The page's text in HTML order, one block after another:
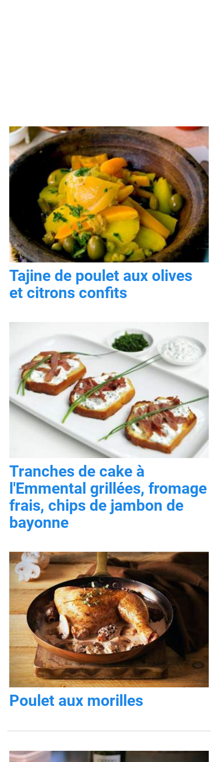
Tajine de poulet aux olives
et citrons confits
Tranches de cake à
l'Emmental grillées, fromage
frais, chips de jambon de
bayonne
Poulet aux morilles